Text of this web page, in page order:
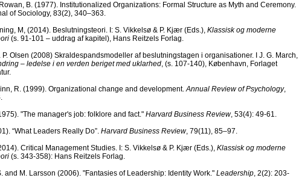
Rowan, B. (1977). Institutionalized Organizations: Formal Structure as Myth and Ceremony.
of Sociology, 83(2), 340–363.
M, (2014). Beslutningsteori. I: S. Vikkelsø & P. Kjær (Eds.), Klassisk og moderne
(s. 91-101 – uddrag af kapitel), Hans Reitzels Forlag.
P. Olsen (2008) Skraldespandsmodeller af beslutningstagen i organisationer. I J. G. March,
– ledelse i en verden beriget med uklarhed, (s. 107-140), København, Forlaget
R. (1999). Organizational change and development.Annual Review of Psychology,
"The manager's job: folklore and fact." Harvard Business Review, 53(4): 49-61.
“What Leaders Really Do”. Harvard Business Review, 79(11), 85–97.
Critical Management Studies. I: S. Vikkelsø & P. Kjær (Eds.), Klassisk og moderne
(s. 343-358): Hans Reitzels Forlag.
and M. Larsson (2006). "Fantasies of Leadership: Identity Work." Leadership, 2(2): 203-